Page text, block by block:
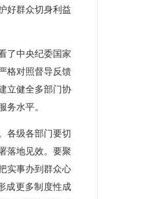
好群众切身利益
了中央纪委国家
格对照督导反馈
立健全多部门协
水平。
各级各部门要切
落地见效。要聚
实事办到群众心
成更多制度性成